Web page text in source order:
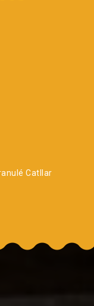
Catllar